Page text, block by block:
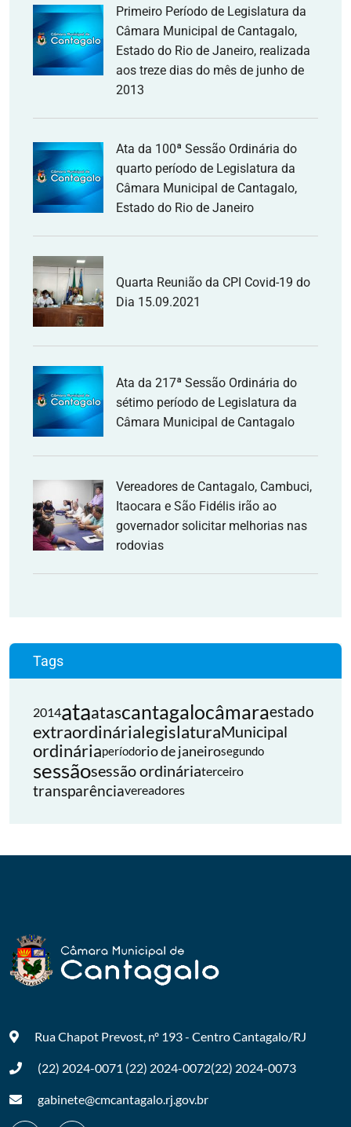
Primeiro Período de Legislatura da
Câmara Municipal de Cantagalo,
Estado do Rio de Janeiro, realizada
aos treze dias do mês de junho de
2013
Ata da 100ª Sessão Ordinária do
quarto período de Legislatura da
Câmara Municipal de Cantagalo,
Estado do Rio de Janeiro
Quarta Reunião da CPI Covid-19 do
Dia 15.09.2021
Ata da 217ª Sessão Ordinária do
sétimo período de Legislatura da
Câmara Municipal de Cantagalo
Vereadores de Cantagalo, Cambuci,
Itaocara e São Fidélis irão ao
governador solicitar melhorias nas
rodovias
Tags
2014ataatascantagalocâmaraestado
extraordinárialegislaturaMunicipal
ordináriaperíodorio de janeirosegundo
sessãosessão ordináriaterceiro
transparênciavereadores
Rua Chapot Prevost, nº 193 - CentroCantagalo/RJ
(22) 2024-0071 (22) 2024-0072(22) 2024-0073
gabinete@cmcantagalo.rj.gov.br